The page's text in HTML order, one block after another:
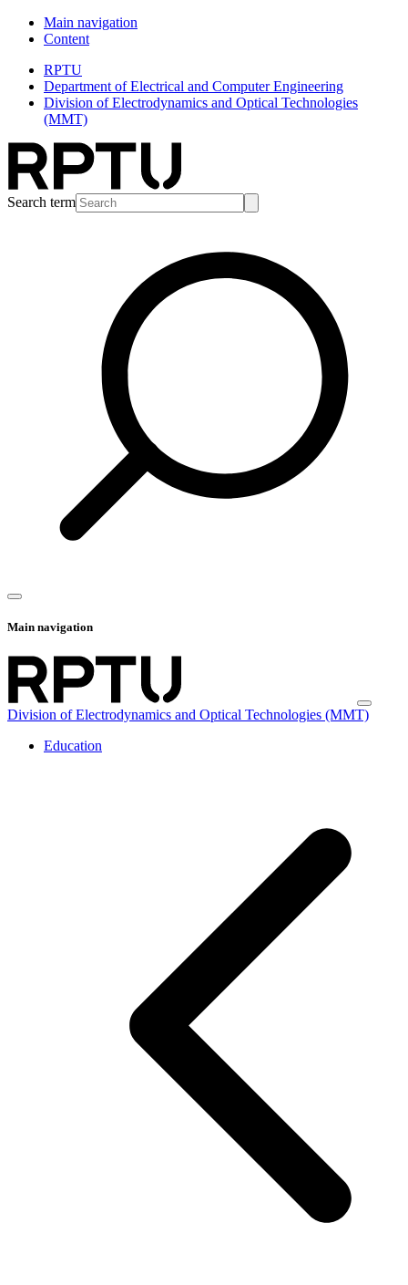
Main navigation
Content
RPTU
Department of Electrical and Computer Engineering
Division of Electrodynamics and Optical Technologies
(MMT)
Search term
Main navigation
Division of Electrodynamics and Optical Technologies (MMT)
Education